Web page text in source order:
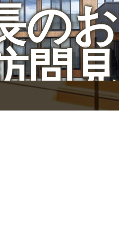
のお
問見
学会